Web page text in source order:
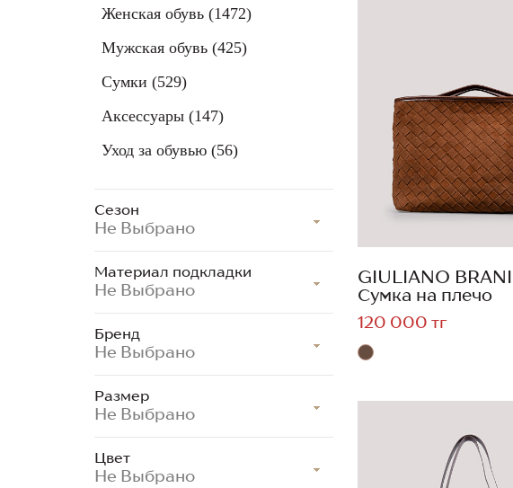
Женская обувь (1472)
Мужская обувь (425)
Сумки (529)
Аксессуары (147)
Уход за обувью (56)
Сезон
Не Выбрано
Материал подкладки
Не Выбрано
Бренд
Не Выбрано
Размер
Не Выбрано
Цвет
Не Выбрано
GIULIANO BRANI
Сумка на плечо
120 000 тг